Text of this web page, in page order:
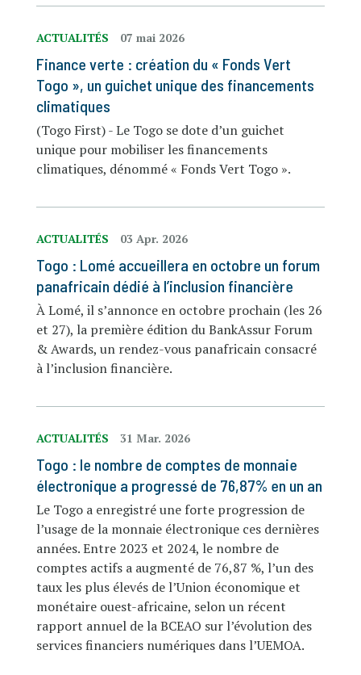
ACTUALITÉS 07 mai 2026
Finance verte : création du « Fonds Vert
Togo », un guichet unique des financements
climatiques
(Togo First) - Le Togo se dote d’un guichet
unique pour mobiliser les financements
climatiques, dénommé « Fonds Vert Togo ».
ACTUALITÉS 03 Apr. 2026
Togo : Lomé accueillera en octobre un forum
panafricain dédié à l’inclusion financière
À Lomé, il s’annonce en octobre prochain (les 26
et 27), la première édition du BankAssur Forum
& Awards, un rendez-vous panafricain consacré
à l’inclusion financière.
ACTUALITÉS 31 Mar. 2026
Togo : le nombre de comptes de monnaie
électronique a progressé de 76,87% en un an
Le Togo a enregistré une forte progression de
l’usage de la monnaie électronique ces dernières
années. Entre 2023 et 2024, le nombre de
comptes actifs a augmenté de 76,87 %, l’un des
taux les plus élevés de l’Union économique et
monétaire ouest-africaine, selon un récent
rapport annuel de la BCEAO sur l’évolution des
services financiers numériques dans l’UEMOA.